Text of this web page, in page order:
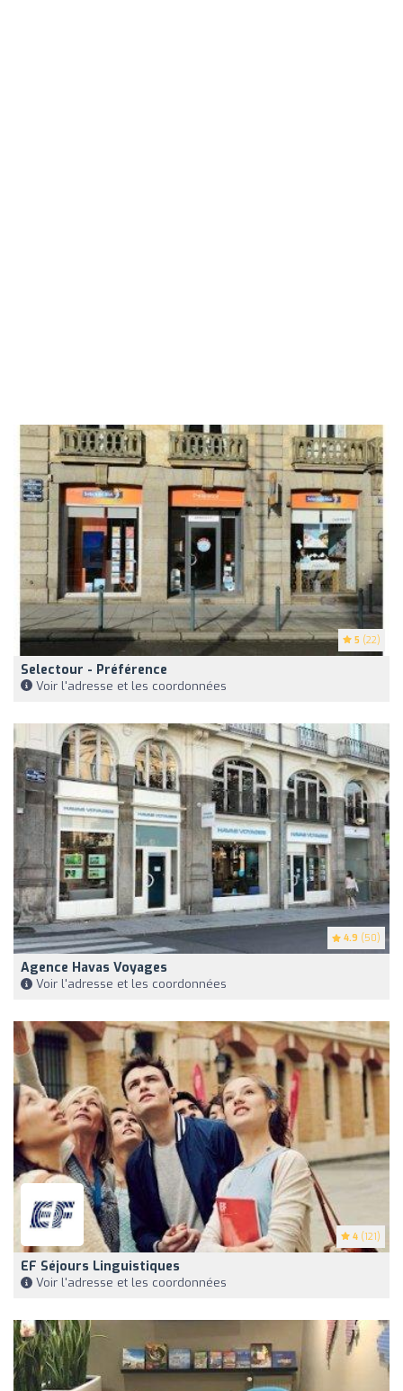
5 (22)
Selectour - Préférence
Voir l'adresse et les coordonnées
4.9 (50)
Agence Havas Voyages
Voir l'adresse et les coordonnées
4 (121)
EF Séjours Linguistiques
Voir l'adresse et les coordonnées